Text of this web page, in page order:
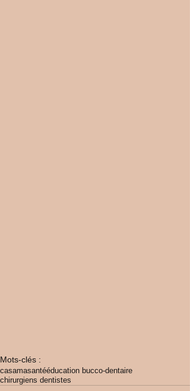
Mots-clés :
casamasantééducation bucco-dentaire
chirurgiens dentistes